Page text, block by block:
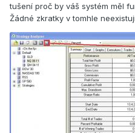
tušení proč by váš systém měl
Žádné zkratky v tomhle